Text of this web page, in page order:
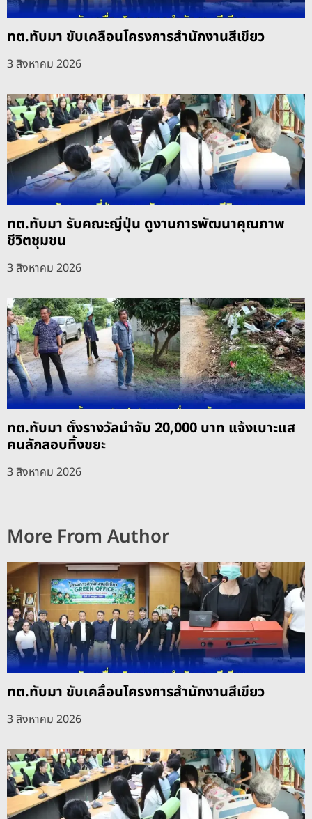
ทต.ทับมา ขับเคลื่อนโครงการสำนักงานสีเขียว
3 สิงหาคม 2026
ทต.ทับมา รับคณะญี่ปุ่น ดูงานการพัฒนาคุณภาพ
ชีวิตชุมชน
3 สิงหาคม 2026
ทต.ทับมา ตั้งรางวัลนำจับ 20,000 บาท แจ้งเบาะแส
คนลักลอบทิ้งขยะ
3 สิงหาคม 2026
More From Author
ทต.ทับมา ขับเคลื่อนโครงการสำนักงานสีเขียว
3 สิงหาคม 2026